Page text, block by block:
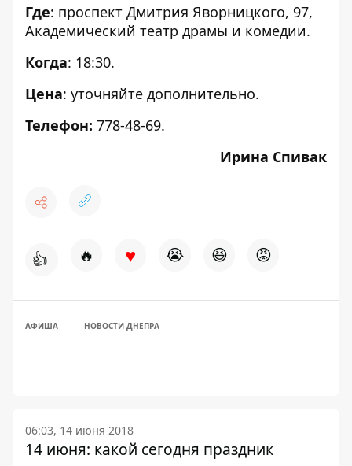
Где: проспект Дмитрия Яворницкого, 97,
Академический театр драмы и комедии.
Когда: 18:30.
Цена: уточняйте дополнительно.
Телефон: 778-48-69.
Ирина Спивак
👍 🔥 ♥ 😭 😆 😡
АФИША НОВОСТИ ДНЕПРА
06:03, 14 июня 2018
14 июня: какой сегодня праздник